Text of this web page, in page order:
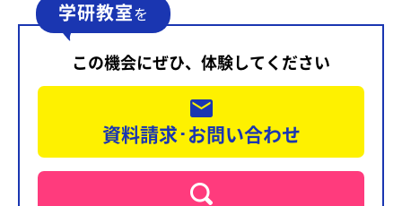
学研教室を
この機会にぜひ、体験してください
資料請求･お問い合わせ